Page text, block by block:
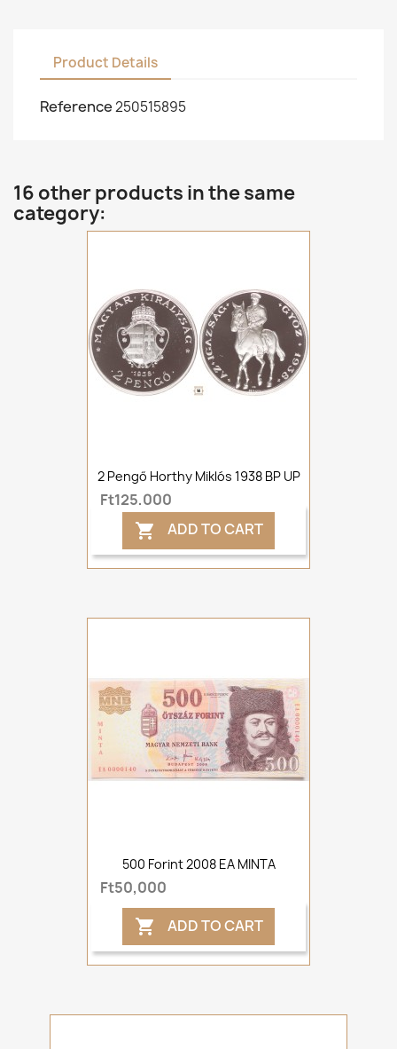
Product Details
Reference250515895
16 other products in the same
category:
2 Pengő Horthy Miklós 1938 BP UP
Ft125,000
 ADD TO CART
500 Forint 2008 EA MINTA
Ft50,000
 ADD TO CART